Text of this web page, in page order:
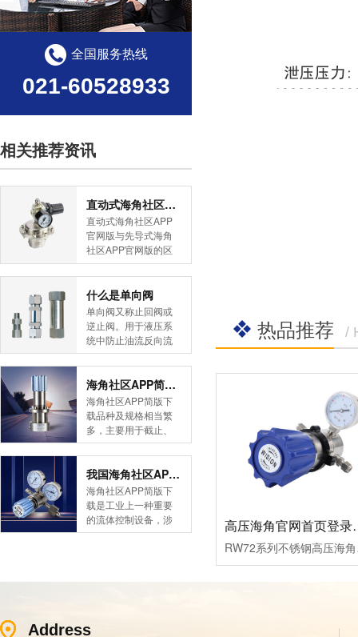
热品推荐 /
高压海
RW72系列不
全国服务热线
021-60528933
相关推荐资讯
直动式海角社区APP官网版与先导式海角社区APP官网版的区别
直动式海角社区APP
官网版与先导式海角
社区APP官网版的区
别是什么？HJBA8海
角论坛海角社区APP
简版下载告诉您！先
导式海角社区APP官
网版是采用控制阀体
内的启闭件的开度来
调节介质的流量，将
介质的压力降低，同
时借助阀后压力的作
用调节启闭件的开
度，使阀后压力保持
在一定范围内，在进
口压力不断变化的情
在设定的范围内，保
护其后的生活生产器
具。本类海角社区
APP简版下载在管......
什么是单向阀
单向阀又称止回阀或
逆止阀。用于液压系
统中防止油流反向流
动,或者用于气动系统
中防止压缩空气逆向
流动。今天HJBA8海
角论坛海角社区APP
简版下载为您介绍一
下什么是单向阀。
一、简介单向阀有直
通式和直角式两种。
直通式单向阀用螺纹
连接安装在管路上。
直角式单向阀有螺纹
连接、板式连接和法
兰连接三种形式。液
海角社区APP简版下载的维护保养方式有哪些
海角社区APP简版下
载品种及规格相当繁
多，主要用于截止、
导流、稳压、分流
等，用途广泛。正确
和有序有效的维护保
养会保护海角社区
APP简版下载，使海
角社区APP简版下载
正常发挥功能并且延
保养方式。日常海角
我国海角社区APP简版下载市场的现状及前景如何
海角社区APP简版下
载是工业上一种重要
的流体控制设备，涉
及到国民经济诸多部
版下载市场的现状及
Address